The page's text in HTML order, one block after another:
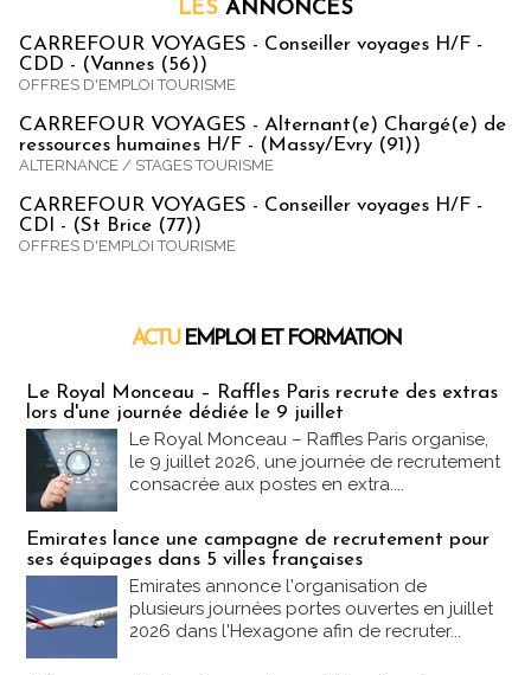
LES ANNONCES
CARREFOUR VOYAGES - Conseiller voyages H/F -
CDD - (Vannes (56))
OFFRES D'EMPLOI TOURISME
CARREFOUR VOYAGES - Alternant(e) Chargé(e) de
ressources humaines H/F - (Massy/Evry (91))
ALTERNANCE / STAGES TOURISME
CARREFOUR VOYAGES - Conseiller voyages H/F -
CDI - (St Brice (77))
OFFRES D'EMPLOI TOURISME
ACTU EMPLOI ET FORMATION
Le Royal Monceau – Raffles Paris recrute des extras
lors d'une journée dédiée le 9 juillet
Le Royal Monceau – Raffles Paris organise,
le 9 juillet 2026, une journée de recrutement
consacrée aux postes en extra....
Emirates lance une campagne de recrutement pour
ses équipages dans 5 villes françaises
Emirates annonce l'organisation de
plusieurs journées portes ouvertes en juillet
2026 dans l'Hexagone afin de recruter...